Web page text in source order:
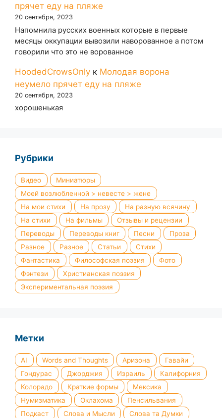
прячет еду на пляже
20 сентября, 2023
Напомнила русских военных которые в первые
месяцы оккупации вывозили наворованное а потом
говорили что это не ворованное
HoodedCrowsOnly к Молодая ворона
неумело прячет еду на пляже
20 сентября, 2023
хорошенькая
Рубрики
Видео
Миниатюры
Моей возлюбленной > невесте > жене
На мои стихи
На прозу
На разную всячину
На стихи
На фильмы
Отзывы и рецензии
Переводы
Переводы книг Песни
Проза
Разное
Разное Статьи
Стихи
Фантастика
Философская поэзия
Фото
Фэнтези
Христианская поэзия
Экспериментальная поэзия
Метки
AI Words and Thoughts Аризона
Гавайи
Гондурас
Джорджия Израиль
Калифорния
Колорадо
Краткие формы
Мексика
Нумизматика
Оклахома
Пенсильвания
Подкаст
Слова и Мысли
Слова та Думки